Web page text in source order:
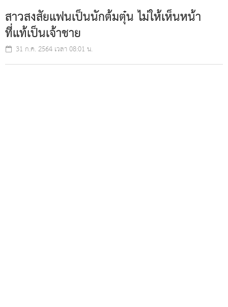
สาวสงสัยแฟนเป็นนักต้มตุ๋น ไม่ให้เห็นหน้า
ที่แท้เป็นเจ้าชาย
31 ก.ค. 2564 เวลา 08:01 น.